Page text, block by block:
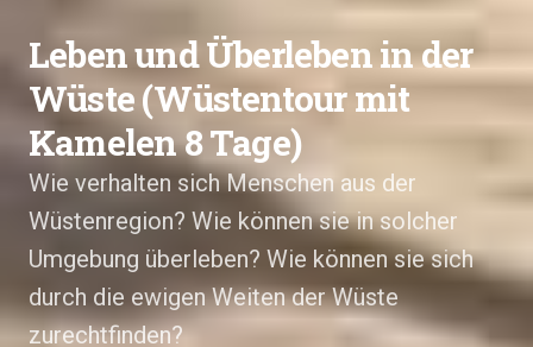
Leben und Überleben in der
Wüste (Wüstentour mit
Kamelen 8 Tage)
Wie verhalten sich Menschen aus der
Wüstenregion? Wie können sie in solcher
Umgebung überleben? Wie können sie sich
durch die ewigen Weiten der Wüste
zurechtfinden?